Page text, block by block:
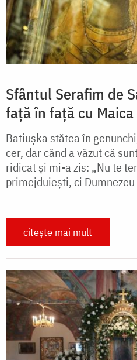
Sfântul Serafim de
față în față cu
Batiuşka stătea în
cer, dar când a văzut că
ridicat şi mi-a zis: „Nu te
primejduieşti, ci
citește mai mult